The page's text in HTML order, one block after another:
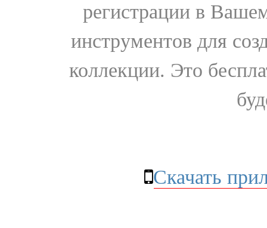
регистрации в
инструментов для
коллекции. Это
Скачать